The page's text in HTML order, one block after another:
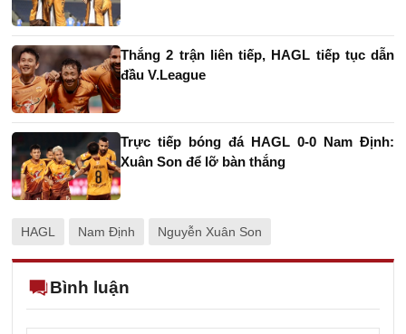
Thắng 2 trận liên tiếp, HAGL tiếp tục dẫn
đầu V.League
Trực tiếp bóng đá HAGL 0-0 Nam Định:
Xuân Son để lỡ bàn thắng
HAGL Nam Định Nguyễn Xuân Son
Bình luận